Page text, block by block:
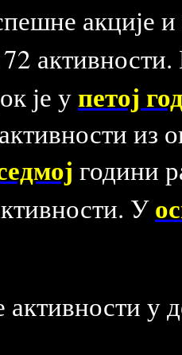
акције
је упетој
из
години
У
у